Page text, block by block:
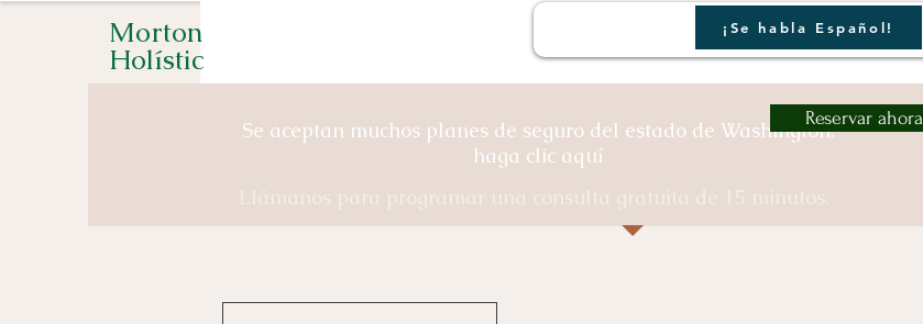
¡Se habla Español!
Se aceptan muchos planes de seguro del estado de Washington:
haga clic aquí
Reservar ahora
Morton
Holístic